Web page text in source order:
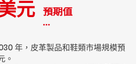
元 預期值
...
年，皮革製品和鞋類市場規模預
。